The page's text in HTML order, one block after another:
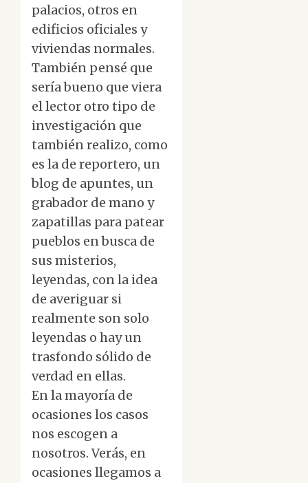
palacios, otros en
edificios oficiales y
viviendas normales.
También pensé que
sería bueno que viera
el lector otro tipo de
investigación que
también realizo, como
es la de reportero, un
blog de apuntes, un
grabador de mano y
zapatillas para patear
pueblos en busca de
sus misterios,
leyendas, con la idea
de averiguar si
realmente son solo
leyendas o hay un
trasfondo sólido de
verdad en ellas.
En la mayoría de
ocasiones los casos
nos escogen a
nosotros. Verás, en
ocasiones llegamos a